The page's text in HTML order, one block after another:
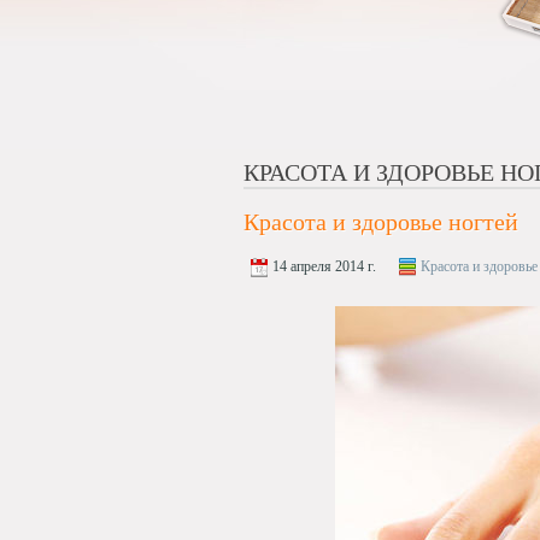
КРАСОТА И ЗДОРОВЬЕ
Красота и здоровье ногтей
14 апреля 2014 г. Красота и здоровье